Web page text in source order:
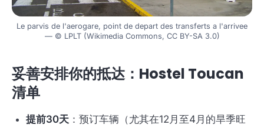
Le parvis de l'aerogare, point de depart des transferts a l'arrivee
— © LPLT (Wikimedia Commons, CC BY-SA 3.0)
妥善安排你的抵达：Hostel Toucan
清单
提前30天 ：预订车辆（尤其在12月至4月的旱季旺